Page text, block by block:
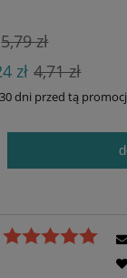
5,79 zł
zł 4,71 zł
dni przed tą
jest sprzedawany
jest
kiedy produkt pojawił